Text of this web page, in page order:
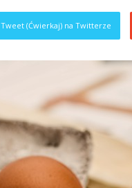
Tweet (Ćwierkaj) na Twitterze